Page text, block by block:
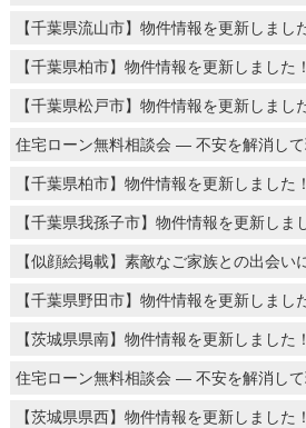
【千葉県流山市】物件情報を更新しまし
【千葉県柏市】物件情報を更新しました！
【千葉県松戸市】物件情報を更新しまし
住宅ローン無料相談会 ― 不安を解消して
【千葉県柏市】物件情報を更新しました！
【千葉県我孫子市】物件情報を更新しま
【似顔絵掲載】素敵なご家族との出会い
【千葉県野田市】物件情報を更新しまし
【茨城県県南】物件情報を更新しました！
住宅ローン無料相談会 ― 不安を解消して
【茨城県県西】物件情報を更新しました！